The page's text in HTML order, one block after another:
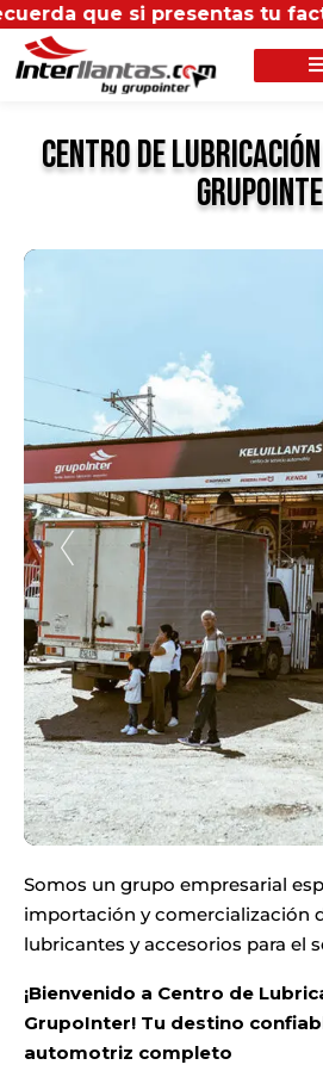
que si presentas tu factura
Centro de
Somos un grupo empresarial
importación y comercialización
lubricantes y accesorios para el
¡Bienvenido a Centro de
GrupoInter! Tu destino
automotriz completo